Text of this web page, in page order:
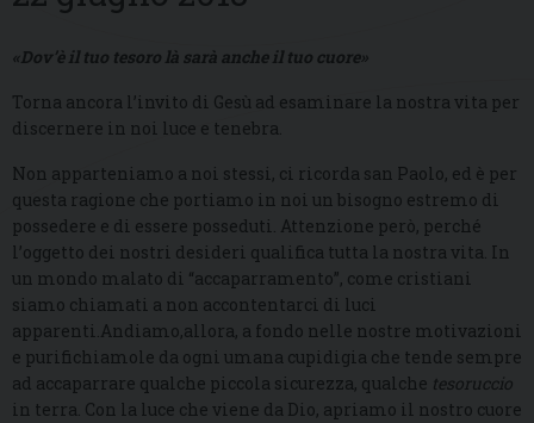
«Dov’è il tuo tesoro là sarà anche il tuo cuore»
Torna ancora l’invito di Gesù ad esaminare la nostra vita per
discernere in noi luce e tenebra.
Non apparteniamo a noi stessi, ci ricorda san Paolo, ed è per
questa ragione che portiamo in noi un bisogno estremo di
possedere e di essere posseduti. Attenzione però, perché
l’oggetto dei nostri desideri qualifica tutta la nostra vita. In
un mondo malato di “accaparramento”, come cristiani
siamo chiamati a non accontentarci di luci
apparenti.Andiamo,allora, a fondo nelle nostre motivazioni
e purifichiamole da ogni umana cupidigia che tende sempre
ad accaparrare qualche piccola sicurezza, qualche tesoruccio
in terra. Con la luce che viene da Dio, apriamo il nostro cuore